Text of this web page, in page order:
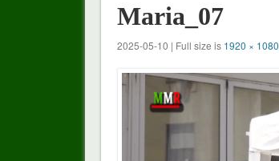
Maria_07
2025-05-10 | Full size is 1920 × 1080